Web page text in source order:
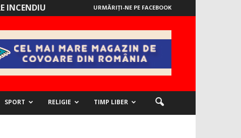
INCENDIU URMĂRIȚI-NE PE FACEBOOK
SPORT RELIGIE TIMP LIBER